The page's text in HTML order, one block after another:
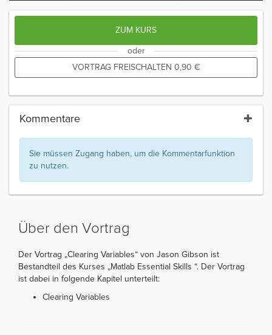
ZUM KURS
oder
VORTRAG FREISCHALTEN 0,90 €
Kommentare
Sie müssen Zugang haben, um die Kommentarfunktion
zu nutzen.
Über den Vortrag
Der Vortrag „Clearing Variables“ von Jason Gibson ist
Bestandteil des Kurses „Matlab Essential Skills “. Der Vortrag
ist dabei in folgende Kapitel unterteilt:
Clearing Variables